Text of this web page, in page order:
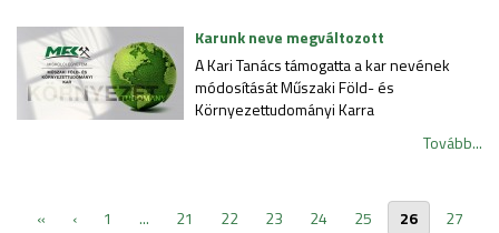
Karunk neve megváltozott
A Kari Tanács támogatta a kar nevének
módosítását Műszaki Föld- és
Környezettudományi Karra
Tovább...
« ‹ 1 ... 21 22 23 24 25 26
27